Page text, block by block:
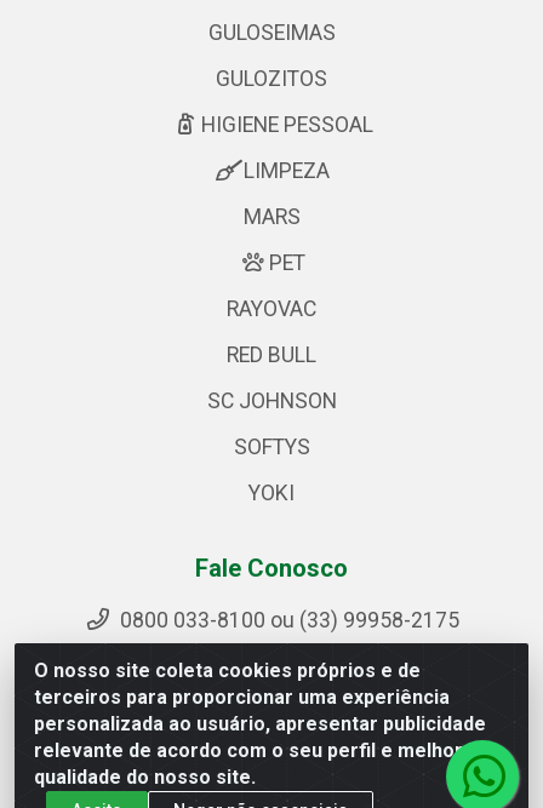
O nosso site coleta cookies próprios e de
terceiros para proporcionar uma experiência
personalizada ao usuário, apresentar publicidade
relevante de acordo com o seu perfil e melhorar a
qualidade do nosso site.
GULOSEIMAS
GULOZITOS
HIGIENE PESSOAL
LIMPEZA
MARS
PET
RAYOVAC
RED BULL
SC JOHNSON
SOFTYS
YOKI
Fale Conosco
0800 033-8100 ou (33) 99958-2175
sac@ipirangamg.com.br
Acompanhe nossas publicações
Ipiranga Distribuição LTDA - Avenida Doutor Jorge Hannas,